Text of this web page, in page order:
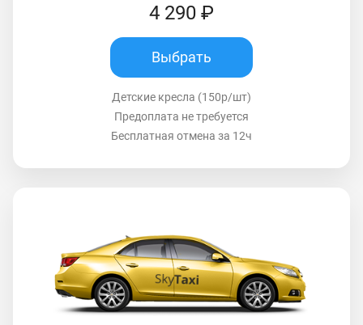
4 290 ₽
Выбрать
Детские кресла (150р/шт)
Предоплата не требуется
Бесплатная отмена за 12ч